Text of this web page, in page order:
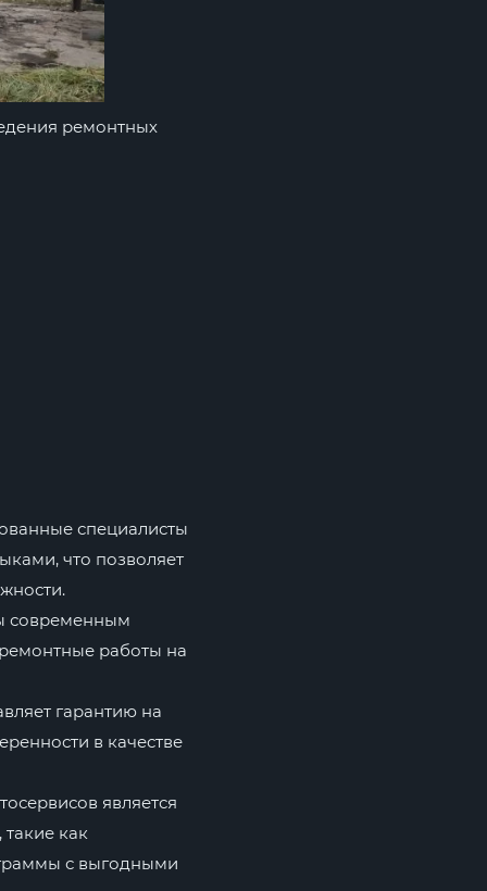
ремонтных
специалисты
что позволяет
современным
работы на
гарантию на
в качестве
является
как
с выгодными